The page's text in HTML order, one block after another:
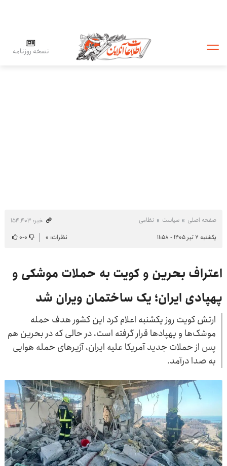
نسخه روزنامه
صفحه اصلی سیاست نظامی
خبر: ۱۵۴٬۴۰۳
یکشنبه ۷ تیر ۱۴۰۵ - ۱۱:۵۸
نظرات: ۰ ۰-۰
اعتراف بحرین و کویت به حملات موشکی و
پهپادی ایران؛ یک ساختمان ویران شد
ارتش کویت روز یکشنبه اعلام کرد این کشور هدف حمله
موشک‌ها و پهپادها قرار گرفته است، در حالی که در بحرین هم
پس از حملات جدید آمریکا علیه ایران، آژیرهای حمله هوایی
به صدا درآمد.